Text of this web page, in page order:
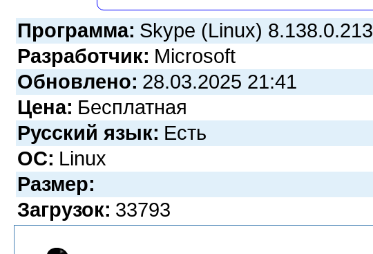
Программа: Skype (Linux) 8.138.0.213
Разработчик: Microsoft
Обновлено: 28.03.2025 21:41
Цена: Бесплатная
Русский язык: Есть
ОС: Linux
Размер:
Загрузок: 33793